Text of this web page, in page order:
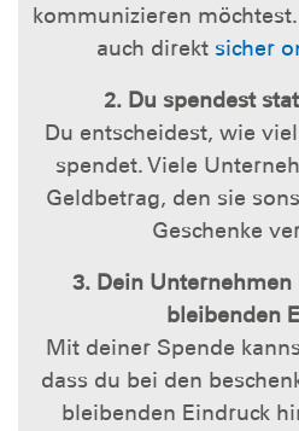
kommunizieren
auch direkt sicher
2. Du spendest
Du entscheidest, wie
spendet. Viele
Geldbetrag, den sie
Geschenke
3. Dein
bleibenden
Mit deiner Spende
dass du bei den
bleibenden Eindruck